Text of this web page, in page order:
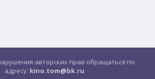
авторских прав обращаться по
адресу: kino.tom@bk.ru